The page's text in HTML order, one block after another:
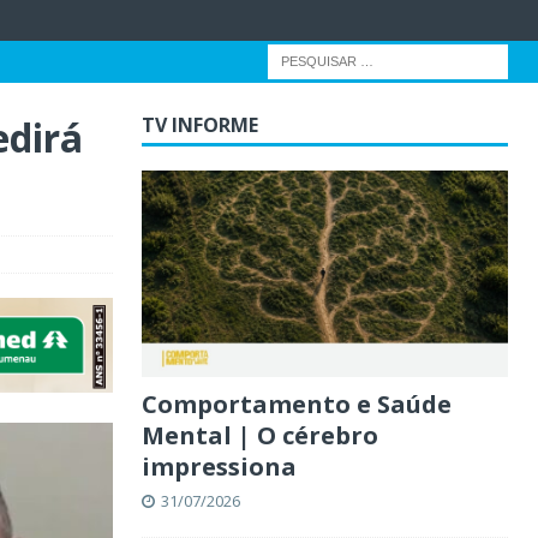
TV INFORME
Comportamento e Saúde
Mental | O cérebro
impressiona
31/07/2026